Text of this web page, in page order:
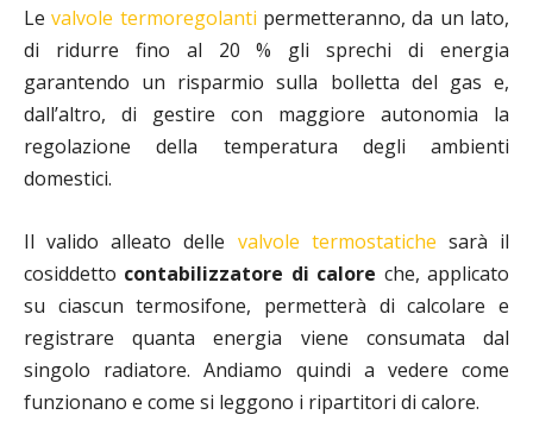
Levalvole termoregolanti permetteranno, da un lato,
di ridurre fino al 20 % gli sprechi di energia
garantendo un risparmio sulla bolletta del gas e,
dall’altro, di gestire con maggiore autonomia la
regolazione della temperatura degli ambienti
domestici.
Il valido alleato delle valvole termostatiche sarà il
cosiddetto contabilizzatore di calore che, applicato
su ciascun termosifone, permetterà di calcolare e
registrare quanta energia viene consumata dal
singolo radiatore. Andiamo quindi a vedere come
funzionano e come si leggono i ripartitori di calore.